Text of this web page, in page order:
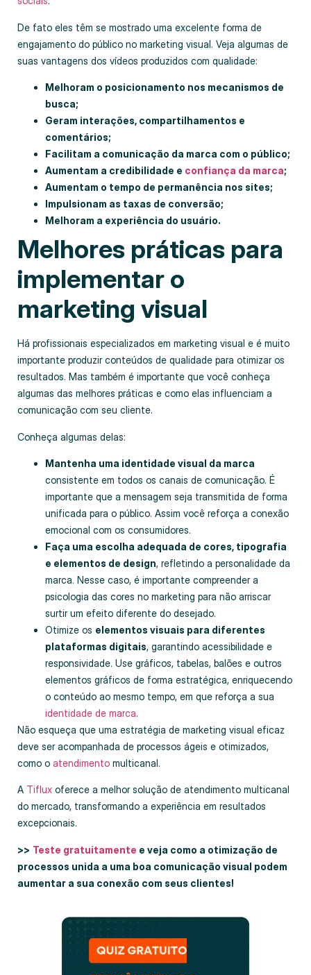
De fato eles têm se mostrado uma excelente forma de
engajamento do público no marketing visual. Veja algumas de
suas vantagens dos vídeos produzidos com qualidade:
Melhoram o posicionamento nos mecanismos de
busca;
Geram interações, compartilhamentos e
comentários;
Facilitam a comunicação da marca com o público;
Aumentam a credibilidade e confiança da marca;
Aumentam o tempo de permanência nos sites;
Impulsionam as taxas de conversão;
Melhoram a experiência do usuário.
Melhores práticas para
implementar o
marketing visual
Há profissionais especializados em marketing visual e é muito
importante produzir conteúdos de qualidade para otimizar os
resultados. Mas também é importante que você conheça
algumas das melhores práticas e como elas influenciam a
comunicação com seu cliente.
Conheça algumas delas:
Mantenha uma identidade visual da marca
consistente em todos os canais de comunicação. É
importante que a mensagem seja transmitida de forma
unificada para o público. Assim você reforça a conexão
emocional com os consumidores.
Faça uma escolha adequada de cores, tipografia
e elementos de design, refletindo a personalidade da
marca. Nesse caso, é importante compreender a
psicologia das cores no marketing para não arriscar
surtir um efeito diferente do desejado.
Otimize os elementos visuais para diferentes
plataformas digitais, garantindo acessibilidade e
responsividade. Use gráficos, tabelas, balões e outros
elementos gráficos de forma estratégica, enriquecendo
o conteúdo ao mesmo tempo, em que reforça a sua
identidade de marca.
Não esqueça que uma estratégia de marketing visual eficaz
deve ser acompanhada de processos ágeis e otimizados,
como o atendimento multicanal.
A Tiflux oferece a melhor solução de atendimento multicanal
do mercado, transformando a experiência em resultados
excepcionais.
>> Teste gratuitamente e veja como a otimização de
processos unida a uma boa comunicação visual podem
aumentar a sua conexão com seus clientes!